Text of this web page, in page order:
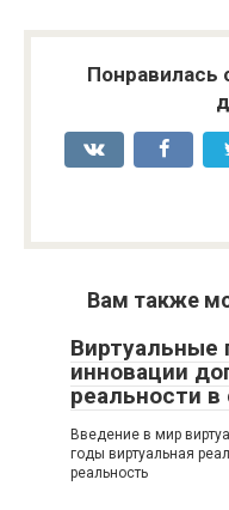
Понравилась
Вам также
Виртуальные
инновации
реальности в
Введение в мир
годы виртуальная
реальность